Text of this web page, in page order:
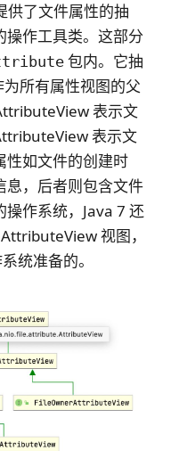
供了文件属性的抽
操作工具类。这部分
包内。它抽
所有属性视图的父
表示文
表示文
性如文件的创建时
息，后者则包含文件
作系统，Java 7 还
视图，
统准备的。